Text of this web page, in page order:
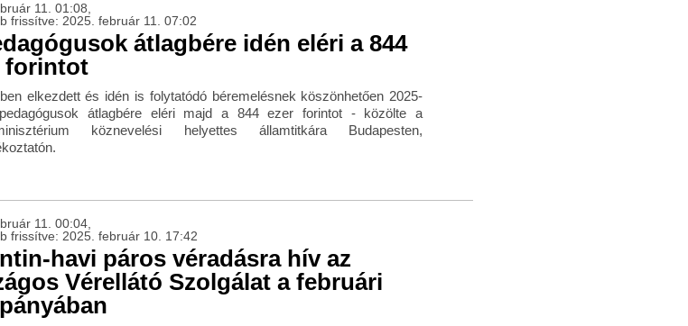
11. 01:08,
frissítve: 2025. február 11. 07:02
átlagbére idén eléri a 844
forintot
elkezdett és idén is folytatódó béremelésnek köszönhetően 2025-
átlagbére eléri majd a 844 ezer forintot - közölte a
köznevelési helyettes államtitkára Budapesten,
11. 00:04,
frissítve: 2025. február 10. 17:42
havi páros véradásra hív az
Vérellátó Szolgálat a februári